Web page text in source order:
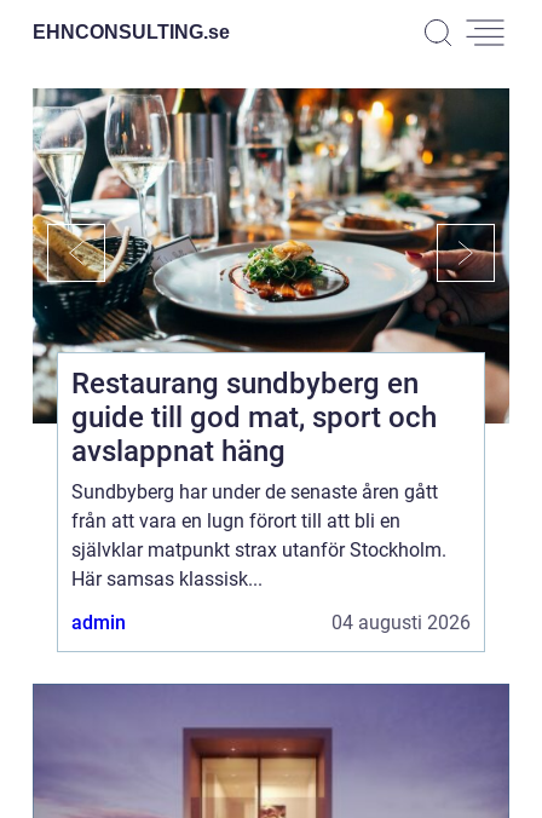
EHNCONSULTING.se
Restaurang sundbyberg en
guide till god mat, sport och
avslappnat häng
Sundbyberg har under de senaste åren gått
från att vara en lugn förort till att bli en
självklar matpunkt strax utanför Stockholm.
Här samsas klassisk...
admin
04 augusti 2026